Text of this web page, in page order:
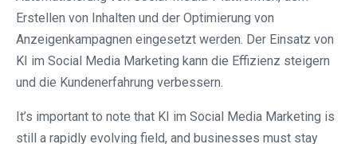
Erstellen von Inhalten und der Optimierung von
Anzeigenkampagnen eingesetzt werden. Der Einsatz von
KI im Social Media Marketing kann die Effizienz steigern
und die Kundenerfahrung verbessern.
It’s important to note that KI im Social Media Marketing is
still a rapidly evolving field, and businesses must stay